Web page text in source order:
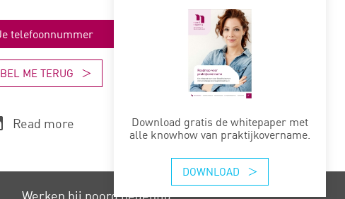
Download gratis de whitepaper met
alle knowhow van praktijkovername.
DOWNLOAD
BEL ME TERUG
Read more
Werken bij noord negentig